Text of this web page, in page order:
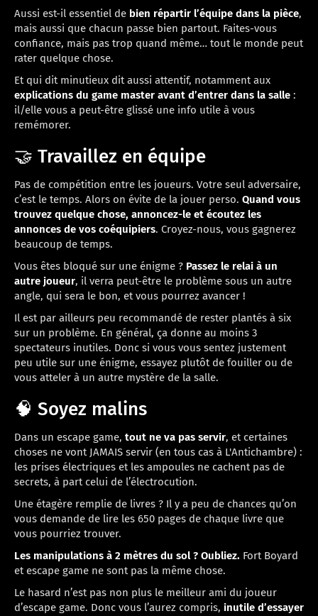
Aussi est-il essentiel de bien répartir l’équipe dans la pièce,
mais aussi que chacun passe bien partout. Faites-vous
confiance, mais pas trop quand même… tout le monde peut
rater quelque chose.
Et qui dit minutieux dit aussi attentif, notamment aux
explications du game master avant d’entrer dans la salle :
il/elle vous a peut-être glissé une info utile à vous
remémorer.
🤝 Travaillez en équipe
Pas de compétition entre les joueurs. Votre seul adversaire,
c’est le temps. Alors on évite de la jouer perso. Quand vous
trouvez quelque chose, annoncez-le et écoutez les
annonces de vos coéquipiers. Croyez-nous, vous gagnerez
beaucoup de temps.
Vous êtes bloqué sur une énigme ? Passez le relai à un
autre joueur, il verra peut-être le problème sous un autre
angle, qui sera le bon, et vous pourrez avancer !
Il est par ailleurs peu recommandé de rester plantés à six
sur un problème. En général, ça donne au moins 3
spectateurs inutiles. Donc si vous vous sentez justement
peu utile sur une énigme, essayez plutôt de fouiller ou de
vous atteler à un autre mystère de la salle.
🧠 Soyez malins
Dans un escape game, tout ne va pas servir, et certaines
choses ne vont JAMAIS servir (en tous cas à L'Antichambre) :
les prises électriques et les ampoules ne cachent pas de
secrets, à part celui de l’électrocution.
Une étagère remplie de livres ? Il y a peu de chances qu’on
vous demande de lire les 650 pages de chaque livre que
vous pourriez trouver.
Les manipulations à 2 mètres du sol ? Oubliez. Fort Boyard
et escape game ne sont pas la même chose.
Le hasard n’est pas non plus le meilleur ami du joueur
d’escape game. Donc vous l’aurez compris, inutile d’essayer